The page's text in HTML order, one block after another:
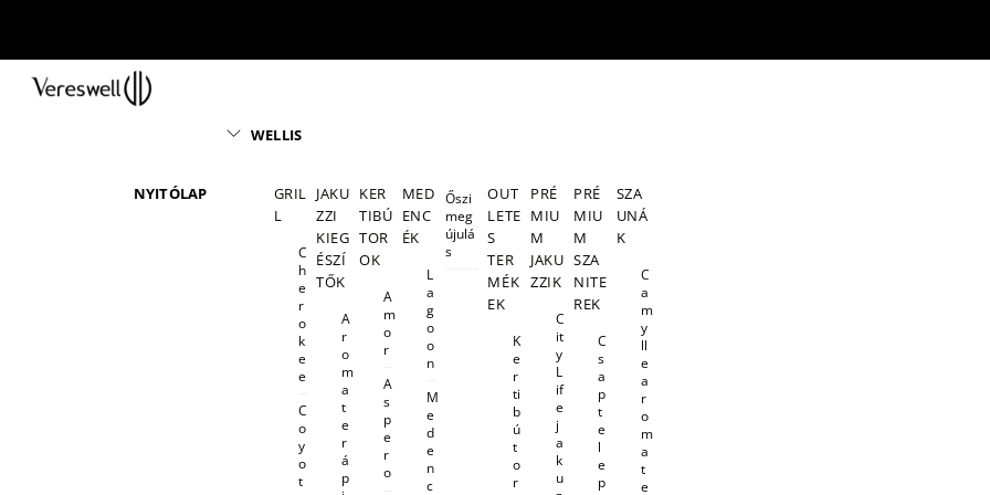
content
NYITÓLAP
WELLIS
GRIL
L
C
h
e
r
o
k
e
e
C
o
y
o
t
JAKU
ZZI
KIEG
ÉSZÍ
TŐK
A
r
o
m
a
t
e
r
á
p
KER
TIBÚ
TOR
OK
A
m
o
r
A
s
p
e
r
o
MED
ENC
ÉK
L
a
g
o
o
n
M
e
d
e
n
c
Őszi
meg
újulá
s
OUT
LETE
S
TER
MÉK
EK
K
e
r
ti
b
ú
t
o
r
PRÉ
MIU
M
JAKU
ZZIK
C
it
y
L
if
e
j
a
k
u
PRÉ
MIU
M
SZA
NITE
REK
C
s
a
p
t
e
l
e
p
SZA
UNÁ
K
C
a
m
y
ll
e
a
r
o
m
a
t
e